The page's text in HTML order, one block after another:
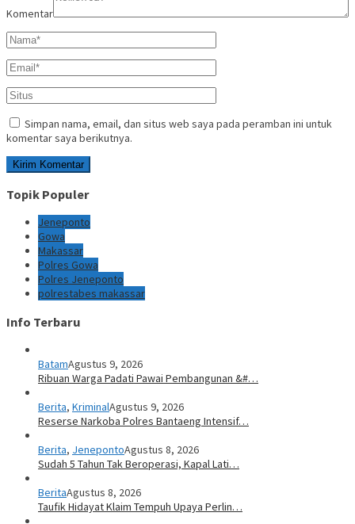
Komentar
Simpan nama, email, dan situs web saya pada peramban ini untuk
komentar saya berikutnya.
Topik Populer
Jeneponto
Gowa
Makassar
Polres Gowa
Polres Jeneponto
polrestabes makassar
Info Terbaru
BatamAgustus 9, 2026
Ribuan Warga Padati Pawai Pembangunan &#…
Berita, KriminalAgustus 9, 2026
Reserse Narkoba Polres Bantaeng Intensif…
Berita, JenepontoAgustus 8, 2026
Sudah 5 Tahun Tak Beroperasi, Kapal Lati…
BeritaAgustus 8, 2026
Taufik Hidayat Klaim Tempuh Upaya Perlin…